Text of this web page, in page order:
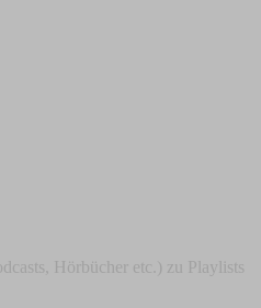
Hörbücher etc.) zu Playlists